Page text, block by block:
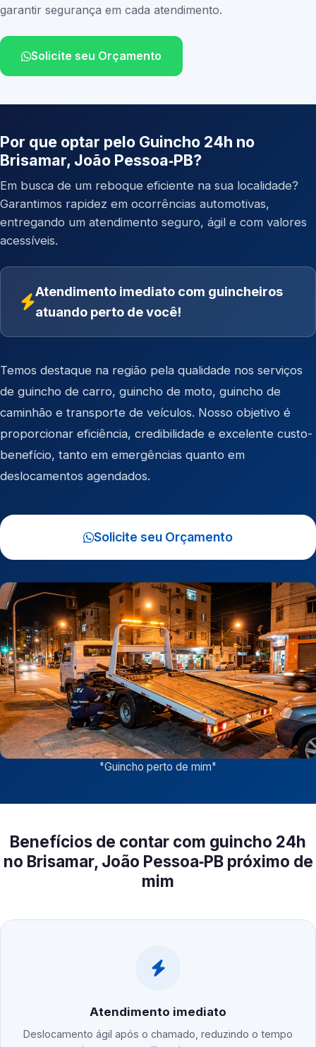
garantir segurança em cada atendimento.
Solicite seu Orçamento
Por que optar pelo Guincho 24h no
Brisamar, João Pessoa‑PB?
Em busca de um reboque eficiente na sua localidade?
Garantimos rapidez em ocorrências automotivas,
entregando um atendimento seguro, ágil e com valores
acessíveis.
Atendimento imediato com guincheiros
atuando perto de você!
Temos destaque na região pela qualidade nos serviços
de guincho de carro, guincho de moto, guincho de
caminhão e transporte de veículos. Nosso objetivo é
proporcionar eficiência, credibilidade e excelente custo-
benefício, tanto em emergências quanto em
deslocamentos agendados.
Solicite seu Orçamento
"Guincho perto de mim"
Benefícios de contar com guincho 24h
no Brisamar, João Pessoa‑PB próximo de
mim
Atendimento imediato
Deslocamento ágil após o chamado, reduzindo o tempo